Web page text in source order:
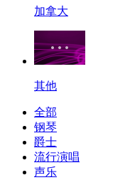
加拿大
其他
全部
钢琴
爵士
流行演唱
声乐